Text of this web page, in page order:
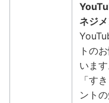
ネジメ
トの
います
「す
ント